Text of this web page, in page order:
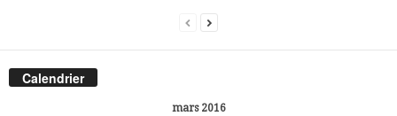
Calendrier
mars 2016